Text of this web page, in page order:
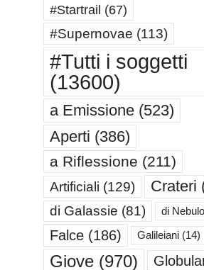
#Startrail (67)
#Supernovae (113)
#Tutti i soggetti
(13600)
a Emissione(523)
Aperti (386)
a Riflessione (211)
Artificiali (129) Crateri
di Galassie (81) di
Falce(186) Galileiani(14)
Giove(970)